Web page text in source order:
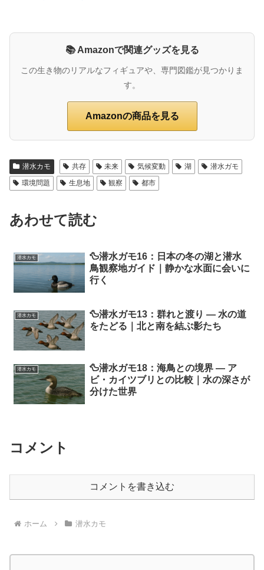
📚 Amazonで関連グッズを見る
この生き物のリアルなフィギュアや、専門図鑑が見つかりま
す。
Amazonの商品を見る
潜水カモ 共存 未来 気候変動 湖
潜水ガモ
環境問題
生息地 観察 都市
あわせて読む
潜水カモ
🦆潜水ガモ16：日本の冬の湖と潜水
鳥観察地ガイド｜静かな水面に会いに
行く
潜水カモ
🦆潜水ガモ13：群れと渡り ― 水の道
をたどる｜北と南を結ぶ影たち
潜水カモ
🦆潜水ガモ18：海鳥との境界 ― ア
ビ・カイツブリとの比較｜水の深さが
分けた世界
コメント
コメントを書き込む
ホーム 潜水カモ